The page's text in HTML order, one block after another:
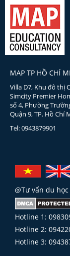
MAP TP HỒ CHÍ
Villa D7, Khu đô thị
Simcity Premier
số 4, Phường
Quận 9, TP. Hồ Chí
Tel: 0943879901
@Tư vấn du học
Hotline 1:
Hotline 2:
Hotline 3: